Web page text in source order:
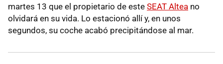
martes 13 que el propietario de este SEAT Altea no
olvidará en su vida. Lo estacionó allí y, en unos
segundos, su coche acabó precipitándose al mar.